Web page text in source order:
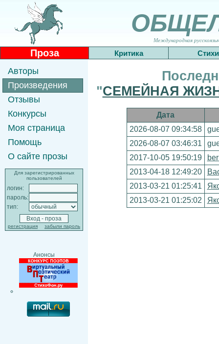
Международная
Проза Критика Стихи
Авторы
Произведения
Отзывы
Конкурсы
Моя страница
Помощь
О сайте прозы
Для зарегистрированных
пользователей
логин:
пароль:
тип:
регистрация забыли пароль
Анонсы
"СЕМЕЙНАЯ
Дата
2026-08-07 09:34:58
2026-08-07 03:46:31
2017-10-05 19:50:19
2013-04-18 12:49:20
2013-03-21 01:25:41
2013-03-21 01:25:02